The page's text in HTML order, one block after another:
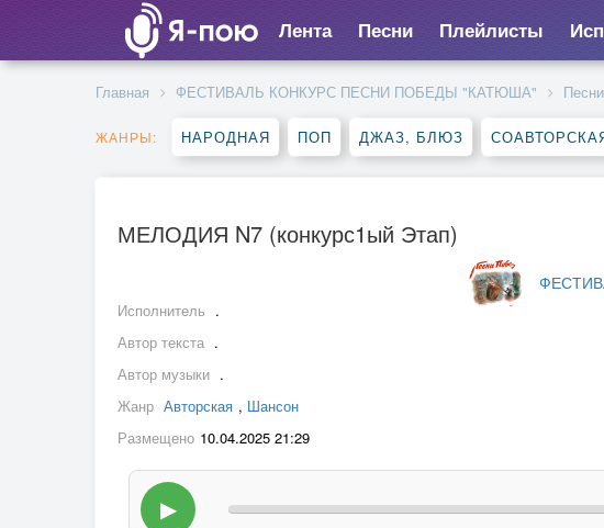
Лента Песни Плейлисты
Главная ФЕСТИВАЛЬ КОНКУРС ПЕСНИ ПОБЕДЫ "КАТЮША" Песни
ЖАНРЫ: НАРОДНАЯ ПОП ДЖАЗ, БЛЮЗ
МЕЛОДИЯ N7 (конкурс1ый Этап)
Исполнитель .
Автор текста .
Автор музыки .
Жанр Авторская , Шансон
Размещено 10.04.2025 21:29
▶